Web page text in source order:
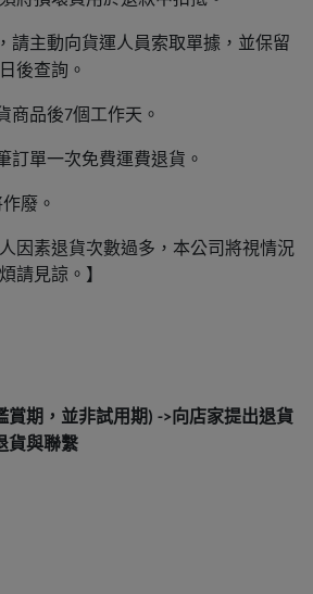
請主動向貨運人員索取單據，並保留
後查詢。
商品後7個工作天。
訂單一次免費運費退貨。
廢。
因素退貨次數過多， 本公司將視情況
請見諒。】
賞期，並非試用期) ->向店家提出退貨
貨與聯繫